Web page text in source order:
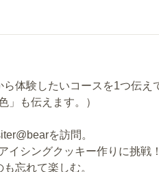
ら体験したいコースを1つ伝
」も伝えます。）
を訪問。
イシングクッキー作りに挑戦
忘れて楽しむ。